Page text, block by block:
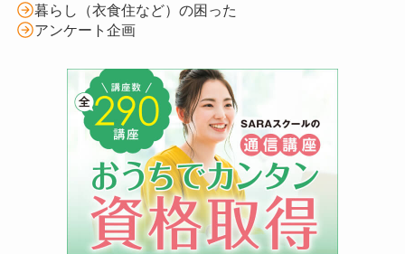
暮らし（衣食住など）の困った
アンケート企画